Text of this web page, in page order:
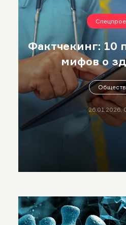
Фактчекинг: 10
мифов о
26.01.2026,